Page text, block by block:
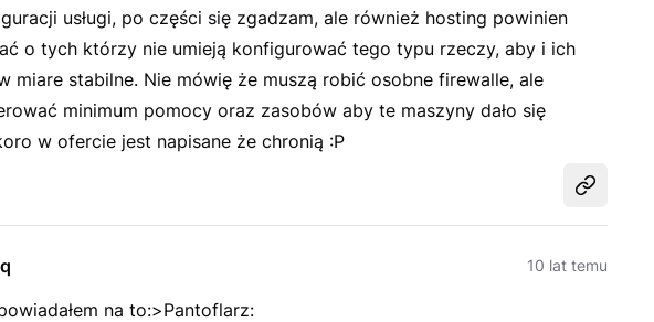
usługi, po części się zgadzam, ale również hosting powinien
o tych którzy nie umieją konfigurować tego typu rzeczy, aby i ich
w miare stabilne. Nie mówię że muszą robić osobne firewalle, ale
minimum pomocy oraz zasobów aby te maszyny dało się
w ofercie jest napisane że chronią :P
Udostępnij
10 lat temu
na to:>Pantoflarz: